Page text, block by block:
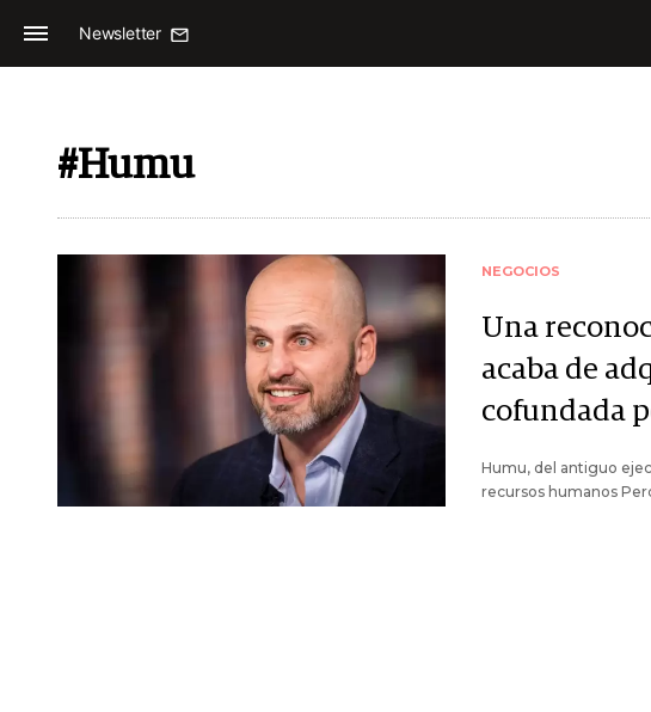
Newsletter
#Humu
NEGOCIOS
Una
acaba de
cofundada
Humu, del antiguo
recursos humanos